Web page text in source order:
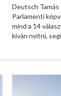
Deutsch Tamás
Parlamenti
mind a 14
kíván nyitni,